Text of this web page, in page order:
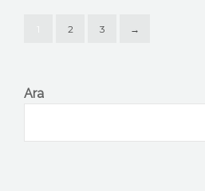
1 2 3 →
Ara